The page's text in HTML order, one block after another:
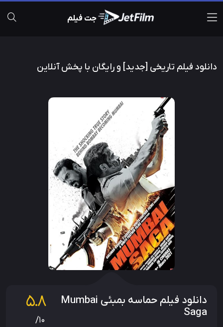
جت فیلم
دانلود فیلم تاریخی [جدید] و رایگان با پخش آنلاین
دانلود فیلم حماسه بمبئی Mumbai
Saga
5.8
/10